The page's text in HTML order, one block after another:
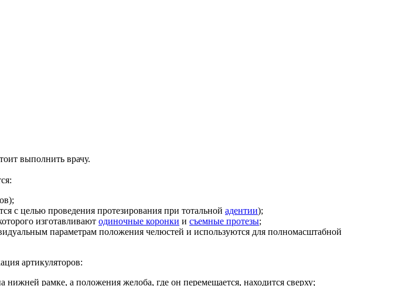
выполнить врачу.
с целью проведения протезирования при тотальной адентии);
изготавливают одиночные коронки и съемные протезы;
параметрам положения челюстей и используются для полномасштабной
артикуляторов:
рамке, а положения желоба, где он перемещается, находится сверху;